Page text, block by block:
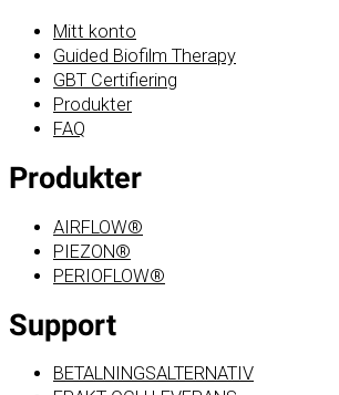
Mitt konto
Guided Biofilm Therapy
GBT Certifiering
Produkter
FAQ
Produkter
AIRFLOW®
PIEZON®
PERIOFLOW®
Support
BETALNINGSALTERNATIV